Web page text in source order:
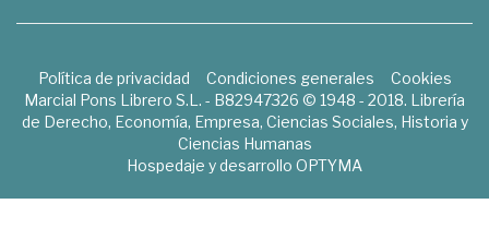
Política de privacidad Condiciones generales
Cookies
Marcial Pons Librero S.L. - B82947326 © 1948 - 2018. Librería
de Derecho, Economía, Empresa, Ciencias Sociales, Historia y
Ciencias Humanas
Hospedaje y desarrollo OPTYMA